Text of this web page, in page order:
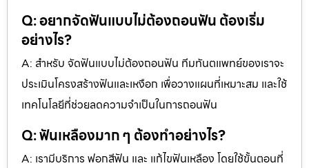
Q: อยากจัดฟันแบบไม่ต้องถอนฟัน ต้องเริ่ม
อย่างไร?
A: สำหรับ จัดฟันแบบไม่ต้องถอนฟัน ทีมทันตแพทย์ของเราจะ
ประเมินโครงสร้างฟันและเหงือก เพื่อวางแผนที่เหมาะสม และใช้
เทคโนโลยีที่ช่วยลดความจำเป็นในการถอนฟัน
Q: ฟันเหลืองมาก ๆ ต้องทำอย่างไร?
A: เรามีบริการ ฟอกสีฟัน และ แก้ไขฟันเหลือง โดยใช้ขั้นตอนที่